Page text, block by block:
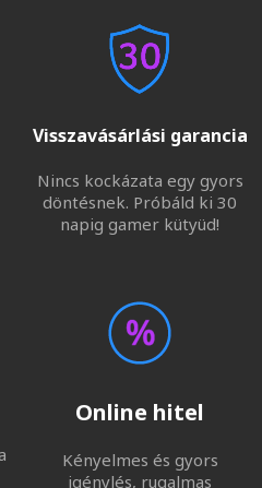
Visszavásárlási garancia
Nincs kockázata egy gyors
döntésnek. Próbáld ki 30
napig gamer kütyüd!
Online hitel
Kényelmes és gyors
igénylés, rugalmas